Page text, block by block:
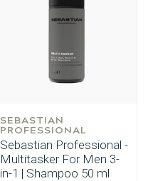
SEBASTIAN
PROFESSIONAL
Sebastian Professional -
Multitasker For Men 3-
in-1 | Shampoo 50 ml